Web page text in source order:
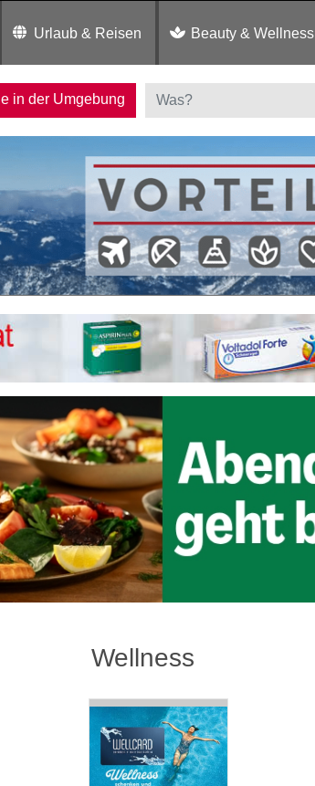
Urlaub & Reisen Beauty & Wellness
in der Umgebung
Wellness